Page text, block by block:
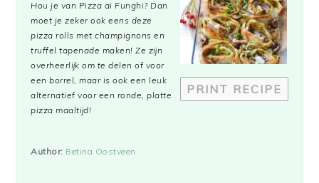
PRINT RECIPE
Hou je van Pizza ai Funghi? Dan
moet je zeker ook eens deze
pizza rolls met champignons en
truffel tapenade maken! Ze zijn
overheerlijk om te delen of voor
een borrel, maar is ook een leuk
alternatief voor een ronde, platte
pizza maaltijd!
Author: Betina Oostveen